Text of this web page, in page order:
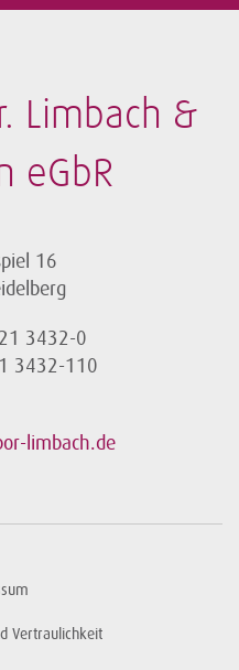
Limbach &
eGbR
16
3432-0
3432-110
limbach.de
Vertraulichkeit